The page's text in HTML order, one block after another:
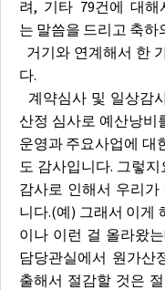
려, 기타 79건에 대
는 말씀을 드리고 축하
거기와 연계해서 한
다.
계약심사 및 일상감
산정 심사로 예산낭비
운영과 주요사업에 대
도 감사입니다. 그렇
감사로 인해서 우리
니다.(예) 그래서 이게
이나 이런 걸 올라왔
담당관실에서 원가산
출해서 절감할 것은